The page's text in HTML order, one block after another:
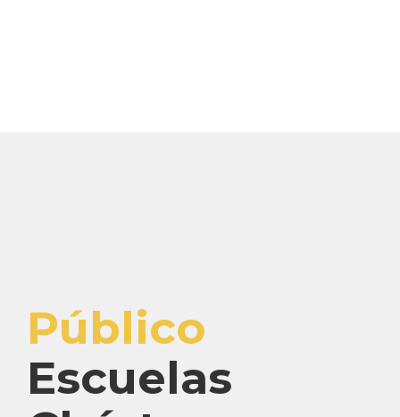
Público
Escuelas